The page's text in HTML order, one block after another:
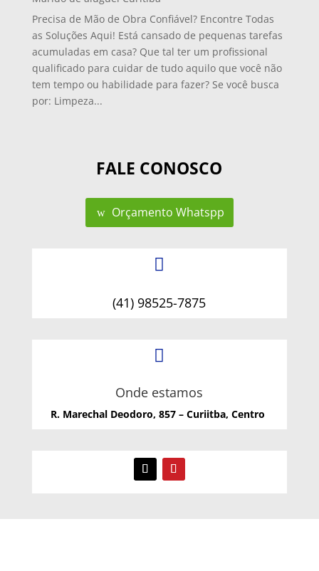
Precisa de Mão de Obra Confiável? Encontre Todas
as Soluções Aqui! Está cansado de pequenas tarefas
acumuladas em casa? Que tal ter um profissional
qualificado para cuidar de tudo aquilo que você não
tem tempo ou habilidade para fazer? Se você busca
por: Limpeza...
FALE CONOSCO
Orçamento Whatspp

(41) 98525-7875

Onde estamos
R. Marechal Deodoro, 857 – Curiitba, Centro